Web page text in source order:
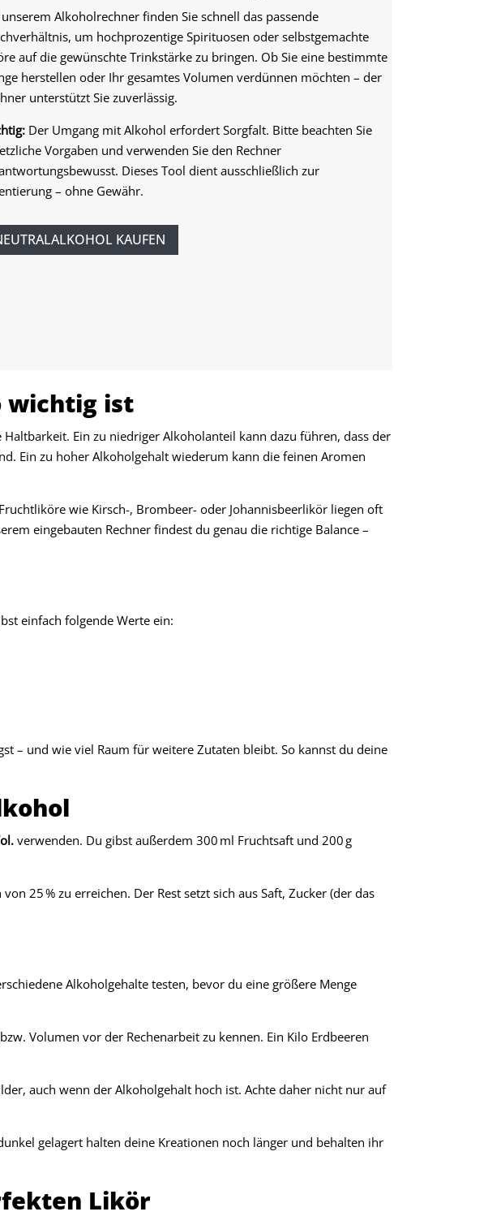
Alkoholrechner finden Sie schnell das passende
um hochprozentige Spirituosen oder selbstgemachte
auf die gewünschte Trinkstärke zu bringen. Ob Sie eine bestimmte
herstellen oder Ihr gesamtes Volumen verdünnen möchten – der
unterstützt Sie zuverlässig.
Der Umgang mit Alkohol erfordert Sorgfalt. Bitte beachten Sie
Vorgaben und verwenden Sie den Rechner
Dieses Tool dient ausschließlich zur
– ohne Gewähr.
KAUFEN
wichtig ist
Ein zu niedriger Alkoholanteil kann dazu führen, dass der
Ein zu hoher Alkoholgehalt wiederum kann die feinen Aromen
wie Kirsch-, Brombeer- oder Johannisbeerlikör liegen oft
eingebauten Rechner findest du genau die richtige Balance –
einfach folgende Werte ein:
– und wie viel Raum für weitere Zutaten bleibt. So kannst du deine
verwenden. Du gibst außerdem 300 ml Fruchtsaft und 200 g
25 % zu erreichen. Der Rest setzt sich aus Saft, Zucker (der das
Alkoholgehalte testen, bevor du eine größere Menge
Volumen vor der Rechenarbeit zu kennen. Ein Kilo Erdbeeren
auch wenn der Alkoholgehalt hoch ist. Achte daher nicht nur auf
gelagert halten deine Kreationen noch länger und behalten ihr
Likör